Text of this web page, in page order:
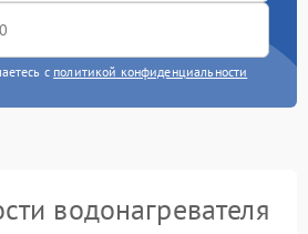
с политикой конфиденциальности
водонагревателя